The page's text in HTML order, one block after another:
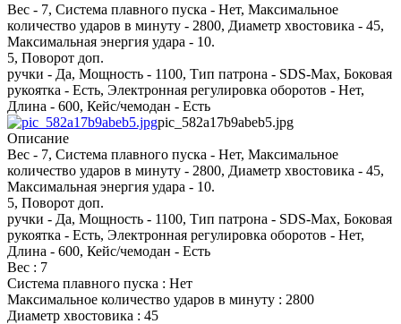
Вес - 7, Система плавного пуска - Нет, Максимальное
количество ударов в минуту - 2800, Диаметр хвостовика - 45,
Максимальная энергия удара - 10.
5, Поворот доп.
ручки - Да, Мощность - 1100, Тип патрона - SDS-Max, Боковая
рукоятка - Есть, Электронная регулировка оборотов - Нет,
Длина - 600, Кейс/чемодан - Есть
pic_582a17b9abeb5.jpg
Описание
Вес - 7, Система плавного пуска - Нет, Максимальное
количество ударов в минуту - 2800, Диаметр хвостовика - 45,
Максимальная энергия удара - 10.
5, Поворот доп.
ручки - Да, Мощность - 1100, Тип патрона - SDS-Max, Боковая
рукоятка - Есть, Электронная регулировка оборотов - Нет,
Длина - 600, Кейс/чемодан - Есть
Вес : 7
Система плавного пуска : Нет
Максимальное количество ударов в минуту : 2800
Диаметр хвостовика : 45